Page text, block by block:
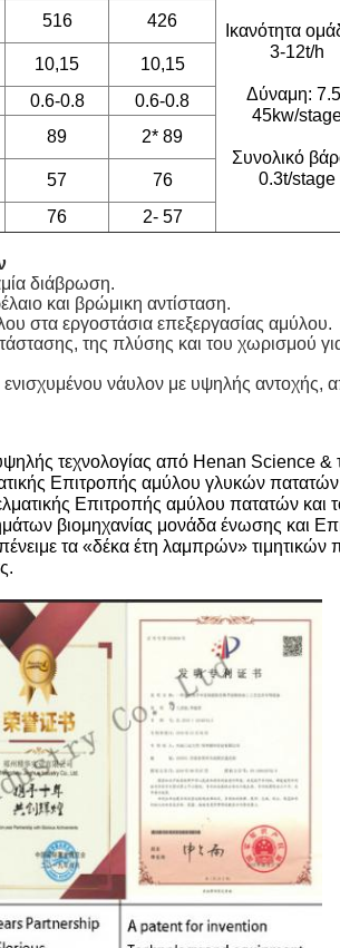
Ικανότητα
3-12t/h
Δύναμη:
45kw/
Συνολικό
0.3t/stage
516
426
10,15
10,15
0.6-0.8
0.6-0.8
89
2* 89
57
76
76 2- 57
διάβρωση.
και βρώμικη αντίσταση.
στα εργοστάσια επεξεργασίας αμύλου.
της πλύσης και του χωρισμού
νάυλον με υψηλής αντοχής,
τεχνολογίας από Henan Science &
Επιτροπής αμύλου γλυκών
Επιτροπής αμύλου πατατών και
βιομηχανίας μονάδα ένωσης και
τα «δέκα έτη λαμπρών» τιμητικών